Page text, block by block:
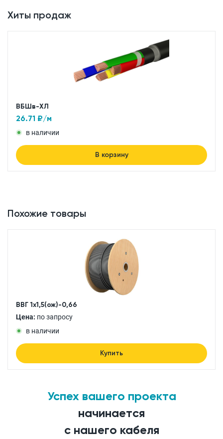
Хиты продаж
ВБШв-ХЛ
26.71 ₽/м
в наличии
В корзину
Похожие товары
ВВГ 1x1,5(ож)-0,66
Цена: по запросу
в наличии
Купить
Успех вашего проекта
начинается
с нашего кабеля